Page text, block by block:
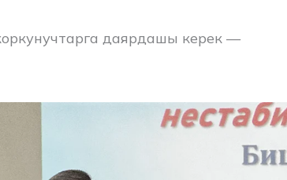
даярдашы керек —